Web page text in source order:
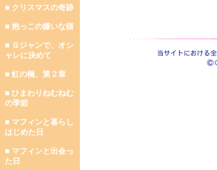
■ クリスマスの奇跡
■ 抱っこの嫌いな猫
■ Ｇジャンで、オシ
ャレに決めて
■ 虹の橋、第２章
■ ひまわりねむねむ
の季節
■ マフィンと暮らし
はじめた日
■ マフィンと出会っ
た日